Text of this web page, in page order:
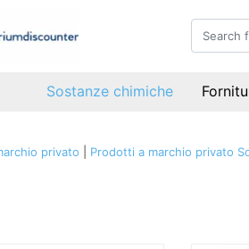
Sostanze chimiche
privato Prodotti a marchio privato